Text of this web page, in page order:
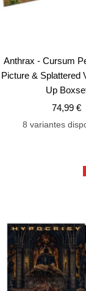
Anthrax - Cursum
Picture & Splattered
Up
Precio
de
74,99 €
8 variantes